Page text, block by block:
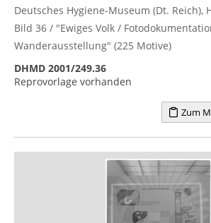
Deutsches Hygiene-Museum (Dt. Reich),
Bild 36 / "Ewiges Volk /
Wanderausstellung" (225 Motive)
DHMD 2001/249.36
Reprovorlage vorhanden
Zum